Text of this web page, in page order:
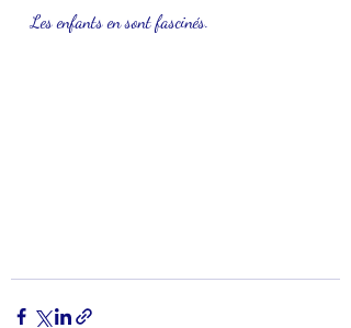
Les enfants en sont fascinés.